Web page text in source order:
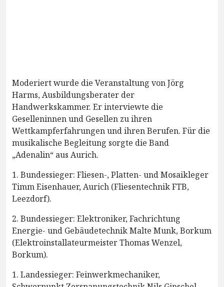
Moderiert wurde die Veranstaltung von Jörg
Harms, Ausbildungsberater der
Handwerkskammer. Er interviewte die
Geselleninnen und Gesellen zu ihren
Wettkampferfahrungen und ihren Berufen. Für die
musikalische Begleitung sorgte die Band
„Adenalin“ aus Aurich.
1. Bundessieger: Fliesen-, Platten- und Mosaikleger
Timm Eisenhauer, Aurich (Fliesentechnik FTB,
Leezdorf).
2. Bundessieger: Elektroniker, Fachrichtung
Energie- und Gebäudetechnik Malte Munk, Borkum
(Elektroinstallateurmeister Thomas Wenzel,
Borkum).
1. Landessieger: Feinwerkmechaniker,